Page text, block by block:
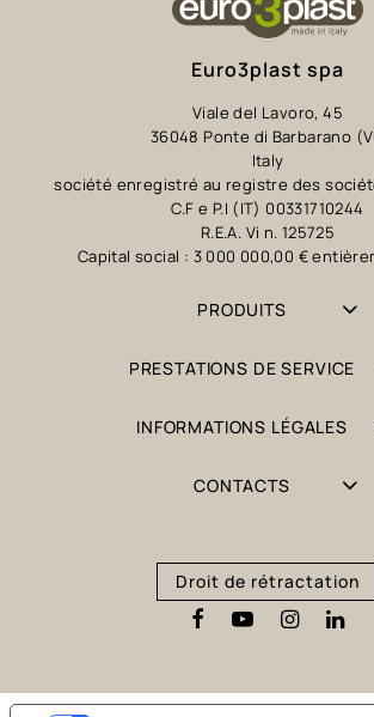
Euro3plast spa
Viale del Lavoro, 45
36048 Ponte di Barbarano
Italy
société enregistré au registre des
C.F e P.I (IT) 00331710244
R.E.A. Vi n. 125725
Capital social : 3 000 000,00 €
PRODUITS
PRESTATIONS DE SERVICE
INFORMATIONS LÉGALES
CONTACTS
Droit de rétractation